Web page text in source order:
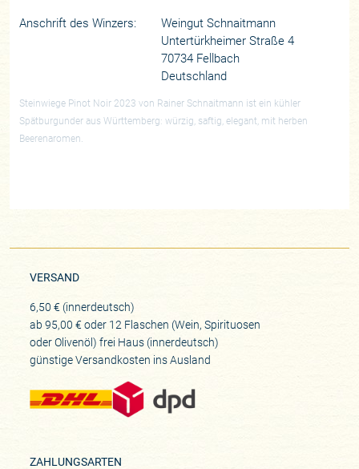
Anschrift des Winzers:
Weingut Schnaitmann
Untertürkheimer Straße 4
70734 Fellbach
Deutschland
Steinwiege Pinot Noir 2023 von Rainer Schnaitmann ist ein kühler
Spätburgunder aus Württemberg: würzig, saftig, elegant, mit herben
Beerenaromen.
VERSAND
6,50 € (innerdeutsch)
ab 95,00 € oder 12 Flaschen (Wein, Spirituosen
oder Olivenöl) frei Haus (innerdeutsch)
günstige Versandkosten ins Ausland
ZAHLUNGSARTEN